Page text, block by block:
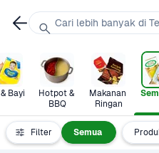
Bayi
Hotpot &
BBQ
Makanan
Ringan
Filter Semua
Cari lebih banyak di